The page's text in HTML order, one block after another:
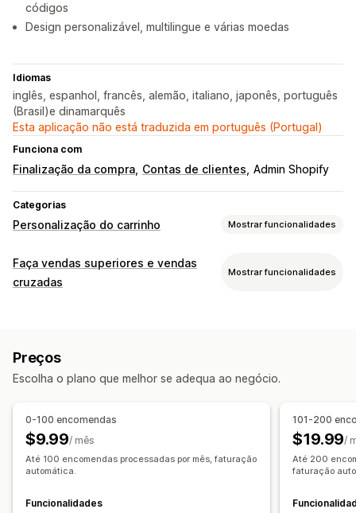
códigos
Design personalizável, multilingue e várias moedas
Idiomas
inglês, espanhol, francês, alemão, italiano, japonês, português
(Brasil)e dinamarquês
Esta aplicação não está traduzida em português (Portugal)
Funciona com
Finalização da compra Contas de clientes Admin Shopify
Categorias
Personalização do carrinho Mostrar funcionalidades
Apresentação do carrinho
Anúncios
Carrinho fixo
Temporizadores de contagem decrescente
Vendas superiores
Recomendações de produtos
Compre mais, poupe mais
Envio gratuito Frequentemente comprados em conjunto
Barra de envio
Recompensas diferenciadas
Faça vendas superiores e vendas
cruzadas
Mostrar funcionalidades
Venda superior na finalização da compra
Venda superior na página do produto
Barra de anúncios
Página de agradecimento de venda superior
Suplementos com um clique
Painel deslizante do carrinho CSS personalizado
Várias moedas Multilingue Regras personalizadas
Preços
Escolha o plano que melhor se adequa ao negócio.
0-100 encomendas
$9.99/ mês
Até 100 encomendas processadas por mês, faturação
automática.
Funcionalidades
101-200
$19.99/
Até 200
faturação